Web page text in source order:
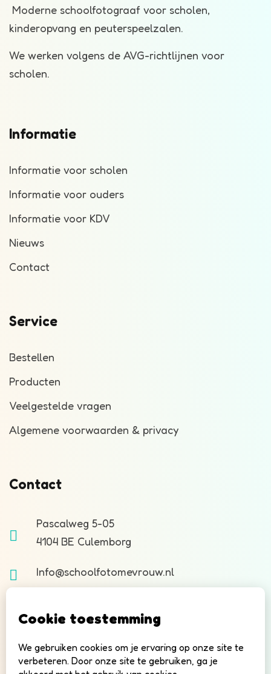
Moderne schoolfotograaf voor scholen,
kinderopvang en peuterspeelzalen.
We werken volgens de AVG-richtlijnen voor
scholen.
Informatie
Informatie voor scholen
Informatie voor ouders
Informatie voor KDV
Nieuws
Contact
Service
Bestellen
Producten
Veelgestelde vragen
Algemene voorwaarden & privacy
Contact
Pascalweg 5-05
4104 BE Culemborg
Info@schoolfotomevrouw.nl